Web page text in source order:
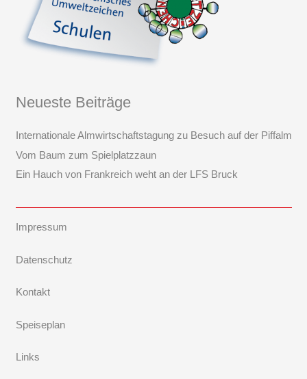
Neueste Beiträge
Internationale Almwirtschaftstagung zu Besuch auf der Piffalm
Vom Baum zum Spielplatzzaun
Ein Hauch von Frankreich weht an der LFS Bruck
Impressum
Datenschutz
Kontakt
Speiseplan
Links